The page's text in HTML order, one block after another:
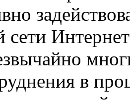
сети
в